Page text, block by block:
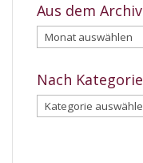
Aus dem Archiv
Aus
dem
Archiv
Nach Kategorie
Nach
Kategorie